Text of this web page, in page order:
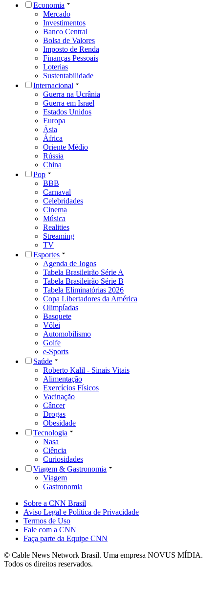
Economia
Mercado
Investimentos
Banco Central
Bolsa de Valores
Imposto de Renda
Finanças Pessoais
Loterias
Sustentabilidade
Internacional
Guerra na Ucrânia
Guerra em Israel
Estados Unidos
Europa
Ásia
África
Oriente Médio
Rússia
China
Pop
BBB
Carnaval
Celebridades
Cinema
Música
Realities
Streaming
TV
Esportes
Agenda de Jogos
Tabela Brasileirão Série A
Tabela Brasileirão Série B
Tabela Eliminatórias 2026
Copa Libertadores da América
Olimpíadas
Basquete
Vôlei
Automobilismo
Golfe
e-Sports
Saúde
Roberto Kalil - Sinais Vitais
Alimentação
Exercícios Físicos
Vacinação
Câncer
Drogas
Obesidade
Tecnologia
Nasa
Ciência
Curiosidades
Viagem & Gastronomia
Viagem
Gastronomia
Sobre a CNN Brasil
Aviso Legal e Política de Privacidade
Termos de Uso
Fale com a CNN
Faça parte da Equipe CNN
© Cable News Network Brasil. Uma empresa NOVUS MÍDIA.
Todos os direitos reservados.